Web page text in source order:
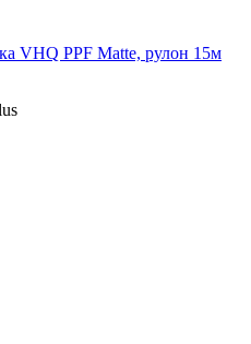
VHQ PPF Matte, рулон 15м